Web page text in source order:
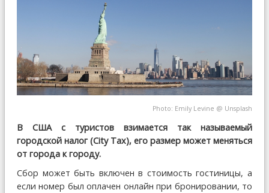
Photo: Emily Levine @ Unsplash
В США с туристов взимается так называемый
городской налог (City Tax), его размер может меняться
от города к городу.
Сбор может быть включен в стоимость гостиницы, а
если номер был оплачен онлайн при бронировании, то